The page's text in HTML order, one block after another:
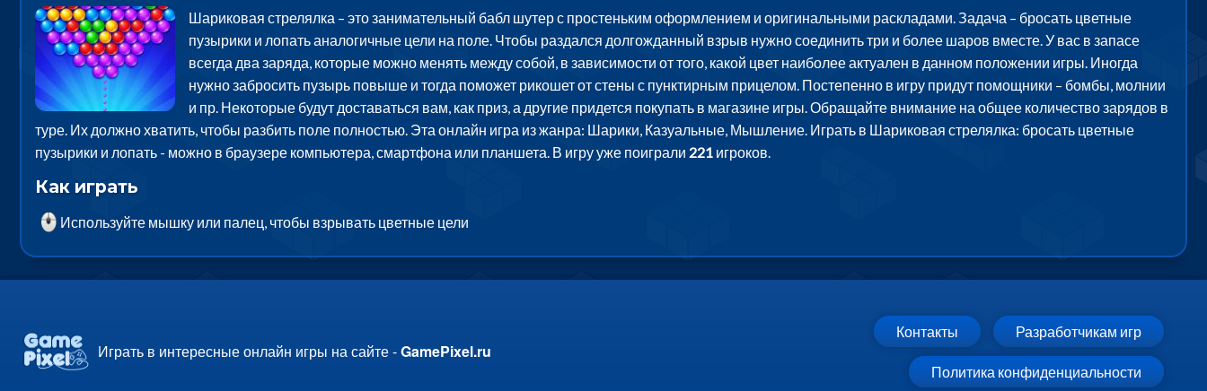
Шариковая стрелялка – это занимательный бабл шутер с простеньким оформлением и оригинальными раскладами. Задача – бросать цветные
пузырики и лопать аналогичные цели на поле. Чтобы раздался долгожданный взрыв нужно соединить три и более шаров вместе. У вас в запасе
всегда два заряда, которые можно менять между собой, в зависимости от того, какой цвет наиболее актуален в данном положении игры. Иногда
нужно забросить пузырь повыше и тогда поможет рикошет от стены с пунктирным прицелом. Постепенно в игру придут помощники – бомбы, молнии
и пр. Некоторые будут доставаться вам, как приз, а другие придется покупать в магазине игры. Обращайте внимание на общее количество зарядов в
туре. Их должно хватить, чтобы разбить поле полностью. Эта онлайн игра из жанра: Шарики, Казуальные, Мышление. Играть в Шариковая стрелялка: бросать цветные
пузырики и лопать - можно в браузере компьютера, смартфона или планшета. В игру уже поиграли 221 игроков.
Как играть
Используйте мышку или палец, чтобы взрывать цветные цели
Играть в интересные онлайн игры на сайте -GamePixel.ru
Контакты Разработчикам игр
Политика конфиденциальности